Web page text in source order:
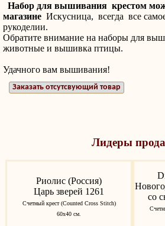
Набор для вышивания крестом
магазине Искусница, всегда все
рукоделии.
Обратите внимание на наборы для
животные и вышивка птицы.
Удачного вам вышивания!
Заказать отсутсвующий товар
Лидеры
Риолис (Россия)
Царь зверей 1261
Счетный крест (Counted Cross Stitch)
60х40 см.
со